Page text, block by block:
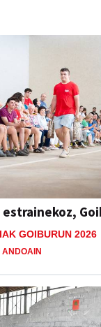
GOIBURUN 2026
ANDOAIN